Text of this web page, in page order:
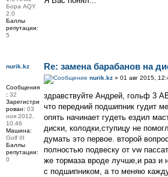
Бора АQY
2.0
Баллы
репутации:
5
Re: замена барабанов на
nurik.kz » 01 авг 2015,
здравствуйте Андрей, гольф 3
что передний подшипник гудит
опять начинает гудеть ездил
диски, колодки,ступицу не
думать это первое. второй
полностью подвеску от vw
же тормаза вроде лучше,и раз и
с подшипником, а то меняю
nurik.kz
Сообщения
: 32
Зарегистри
рован: 03
ноя 2012,
10:46
Машина:
Golf III
Баллы
репутации:
0